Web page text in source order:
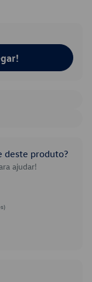
deste produto?
ajudar!